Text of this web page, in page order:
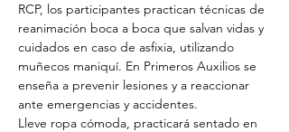
RCP, los participantes practican técnicas de
reanimación boca a boca que salvan vidas y
cuidados en caso de asfixia, utilizando
muñecos maniquí. En Primeros Auxilios se
enseña a prevenir lesiones y a reaccionar
ante emergencias y accidentes.
Lleve ropa cómoda, practicará sentado en